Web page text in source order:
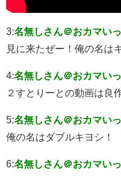
3:名無しさん＠おカマい
見に来たぜー！俺の名は
4:名無しさん＠おカマい
２すとりーとの動画は良
5:名無しさん＠おカマい
俺の名はダブルキヨシ！
6:名無しさん＠おカマい